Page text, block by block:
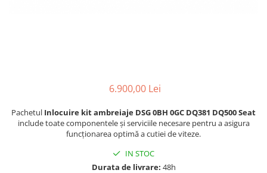
6.900,00 Lei
Pachetul Inlocuire kit ambreiaje DSG 0BH 0GC DQ381 DQ500 Seat
include toate componentele și serviciile necesare pentru a asigura
funcționarea optimă a cutiei de viteze.
IN STOC
Durata de livrare: 48h